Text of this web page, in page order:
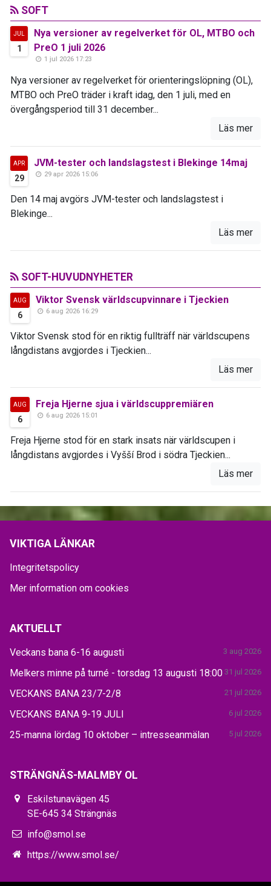
SOFT
JUL
1
Nya versioner av regelverket för OL, MTBO och
PreO 1 juli 2026
1 jul 2026 17:23
Nya versioner av regelverket för orienteringslöpning (OL),
MTBO och PreO träder i kraft idag, den 1 juli, med en
övergångsperiod till 31 december...
Läs mer
APR
29
JVM-tester och landslagstest i Blekinge 14maj
29 apr 2026 15:06
Den 14 maj avgörs JVM-tester och landslagstest i
Blekinge...
Läs mer
SOFT-HUVUDNYHETER
AUG
6
Viktor Svensk världscupvinnare i Tjeckien
6 aug 2026 16:29
Viktor Svensk stod för en riktig fullträff när världscupens
långdistans avgjordes i Tjeckien...
Läs mer
AUG
6
Freja Hjerne sjua i världscuppremiären
6 aug 2026 15:01
Freja Hjerne stod för en stark insats när världscupen i
långdistans avgjordes i Vyšší Brod i södra Tjeckien...
Läs mer
VIKTIGA LÄNKAR
Integritetspolicy
Mer information om cookies
AKTUELLT
Veckans bana 6-16 augusti 3 aug 2026
Melkers minne på turné - torsdag 13 augusti 18:00 31 jul 2026
VECKANS BANA 23/7-2/8 21 jul 2026
VECKANS BANA 9-19 JULI 6 jul 2026
25-manna lördag 10 oktober – intresseanmälan 5 jul 2026
STRÄNGNÄS-MALMBY OL
Eskilstunavägen 45
SE-645 34 Strängnäs
info@smol.se
https://www.smol.se/